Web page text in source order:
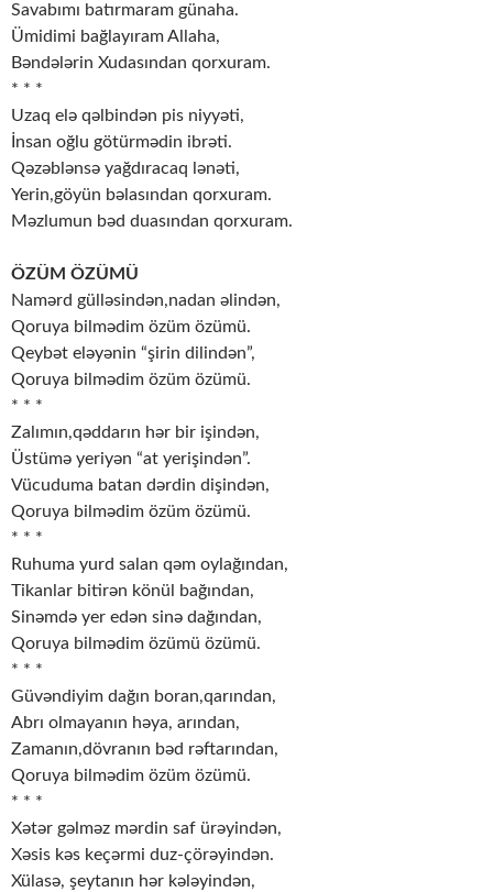
Savabımı batırmaram günaha.
Ümidimi bağlayıram Allaha,
Bəndələrin Xudasından qorxuram.
* * *
Uzaq elə qəlbindən pis niyyəti,
İnsan oğlu götürmədin ibrəti.
Qəzəblənsə yağdıracaq lənəti,
Yerin,göyün bəlasından qorxuram.
Məzlumun bəd duasından qorxuram.
ÖZÜM ÖZÜMÜ
Namərd gülləsindən,nadan əlindən,
Qoruya bilmədim özüm özümü.
Qeybət eləyənin “şirin dilindən”,
Qoruya bilmədim özüm özümü.
* * *
Zalımın,qəddarın hər bir işindən,
Üstümə yeriyən “at yerişindən”.
Vücuduma batan dərdin dişindən,
Qoruya bilmədim özüm özümü.
* * *
Ruhuma yurd salan qəm oylağından,
Tikanlar bitirən könül bağından,
Sinəmdə yer edən sinə dağından,
Qoruya bilmədim özümü özümü.
* * *
Güvəndiyim dağın boran,qarından,
Abrı olmayanın həya, arından,
Zamanın,dövranın bəd rəftarından,
Qoruya bilmədim özüm özümü.
* * *
Xətər gəlməz mərdin saf ürəyindən,
Xəsis kəs keçərmi duz-çörəyindən.
Xülasə, şeytanın hər kələyindən,